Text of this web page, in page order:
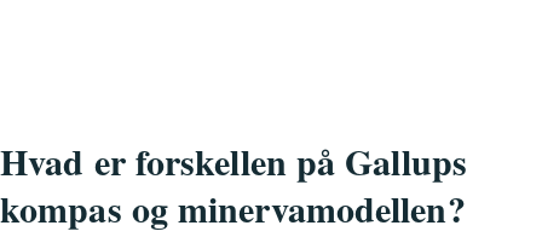
Hvad er forskellen på Gallups
kompas og minervamodellen?